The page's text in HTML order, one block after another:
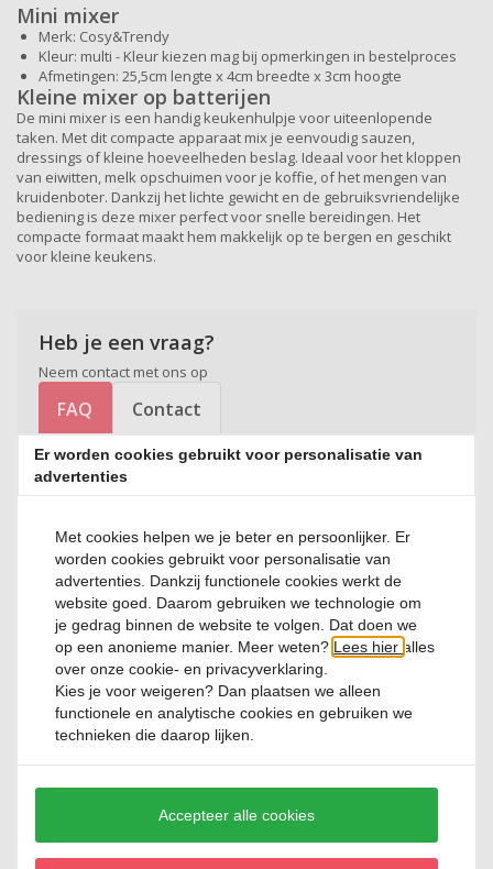
Heb je een vraag?
Neem contact met ons op
FAQ Contact
Mini mixer
Merk: Cosy&Trendy
Kleur: multi - Kleur kiezen mag bij opmerkingen in bestelproces
Afmetingen: 25,5cm lengte x 4cm breedte x 3cm hoogte
Kleine mixer op batterijen
De mini mixer is een handig keukenhulpje voor uiteenlopende
taken. Met dit compacte apparaat mix je eenvoudig sauzen,
dressings of kleine hoeveelheden beslag. Ideaal voor het kloppen
van eiwitten, melk opschuimen voor je koffie, of het mengen van
kruidenboter. Dankzij het lichte gewicht en de gebruiksvriendelijke
bediening is deze mixer perfect voor snelle bereidingen. Het
compacte formaat maakt hem makkelijk op te bergen en geschikt
voor kleine keukens.
Nog geen reviews beschikbaar. Deel jouw ervaring en help anderen
bij hun keuze!
Review toevoegen
Relevante producten
Er worden cookies gebruikt voor personalisatie van
advertenties
Met cookies helpen we je beter en persoonlijker. Er
worden cookies gebruikt voor personalisatie van
advertenties. Dankzij functionele cookies werkt de
website goed. Daarom gebruiken we technologie om
je gedrag binnen de website te volgen. Dat doen we
op een anonieme manier. Meer weten? Lees hier alles
over onze cookie- en privacyverklaring.
Kies je voorweigeren? Dan plaatsen we alleen
functionele en analytische cookies en gebruiken we
technieken die daarop lijken.
Accepteer alle cookies